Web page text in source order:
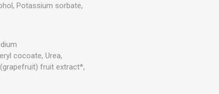
Potassium sorbate,
cocoate, Urea,
fruit extract*,